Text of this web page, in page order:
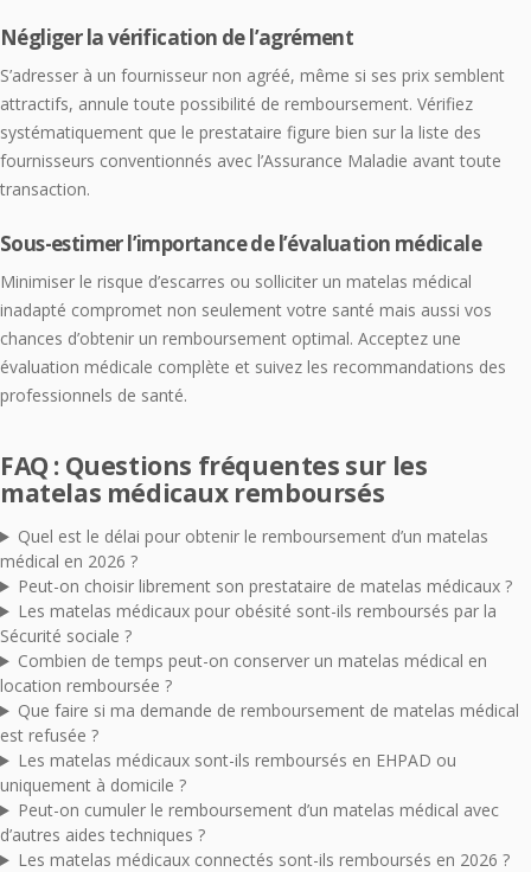
Négliger la vérification de l’agrément
S’adresser à un fournisseur non agréé, même si ses prix semblent
attractifs, annule toute possibilité de remboursement. Vérifiez
systématiquement que le prestataire figure bien sur la liste des
fournisseurs conventionnés avec l’Assurance Maladie avant toute
transaction.
Sous-estimer l’importance de l’évaluation médicale
Minimiser le risque d’escarres ou solliciter un matelas médical
inadapté compromet non seulement votre santé mais aussi vos
chances d’obtenir un remboursement optimal. Acceptez une
évaluation médicale complète et suivez les recommandations des
professionnels de santé.
FAQ : Questions fréquentes sur les
matelas médicaux remboursés
Quel est le délai pour obtenir le remboursement d’un matelas
médical en 2026 ?
Peut-on choisir librement son prestataire de matelas médicaux ?
Les matelas médicaux pour obésité sont-ils remboursés par la
Sécurité sociale ?
Combien de temps peut-on conserver un matelas médical en
location remboursée ?
Que faire si ma demande de remboursement de matelas médical
est refusée ?
Les matelas médicaux sont-ils remboursés en EHPAD ou
uniquement à domicile ?
Peut-on cumuler le remboursement d’un matelas médical avec
d’autres aides techniques ?
Les matelas médicaux connectés sont-ils remboursés en 2026 ?